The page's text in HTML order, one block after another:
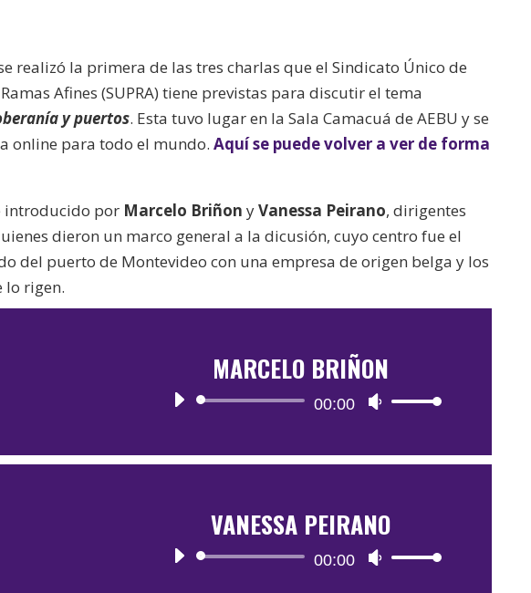
realizó la primera de las tres charlas que el Sindicato Único de
Afines (SUPRA) tiene previstas para discutir el tema
y puertos. Esta tuvo lugar en la Sala Camacuá de AEBU y se
online para todo el mundo.Aquí se puede volver a ver de forma
introducido por Marcelo Briñon yVanessa Peirano, dirigentes
dieron un marco general a la dicusión, cuyo centro fue el
del puerto de Montevideo con una empresa de origen belga y los
lo rigen.
MARCELO BRIÑON
Reproductor
audio
00:00
Utiliza
teclas
arriba/abajo
para
VANESSA PEIRANO
Reproductor
00:00
Utiliza